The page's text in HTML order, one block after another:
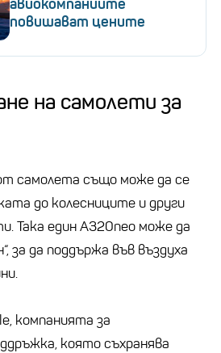
авиокомпаниите
повишават цените
на самолети за
самолета също може да се
до колесниците и други
Така един A320neo може да
за да поддържа във въздуха
компанията за
която съхранява